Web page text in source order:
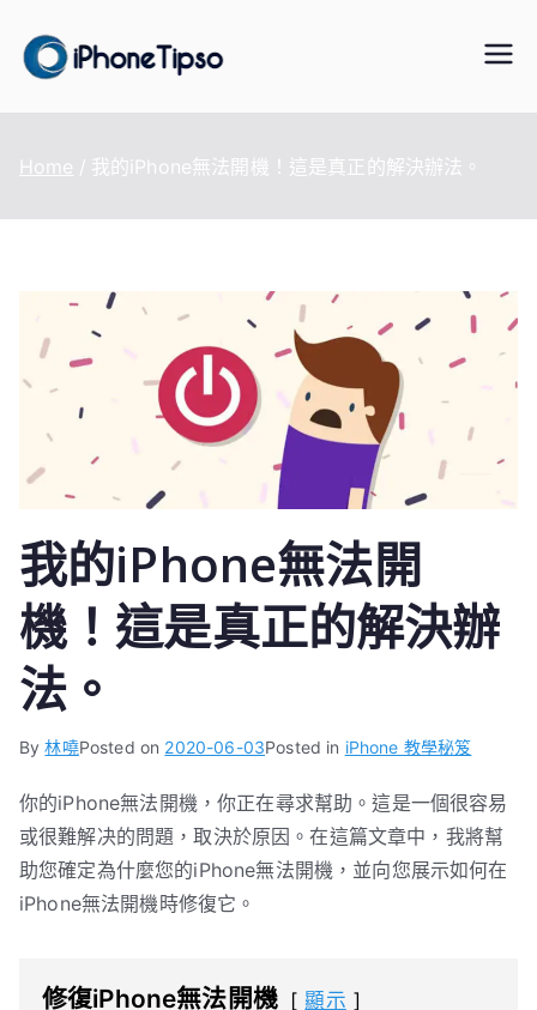
content
o
救援軟體
Home 我的iPhone無法開機！這是真正的解決辦法。
我的iPhone無法開
機！這是真正的解決辦
法。
By林嘵Posted on 2020-06-03Posted in iPhone 教學秘笈
你的iPhone無法開機，你正在尋求幫助。這是一個很容易
或很難解决的問題，取決於原因。在這篇文章中，我將幫
助您確定為什麼您的iPhone無法開機，並向您展示如何在
iPhone無法開機時修復它。
修復iPhone無法開機 顯示